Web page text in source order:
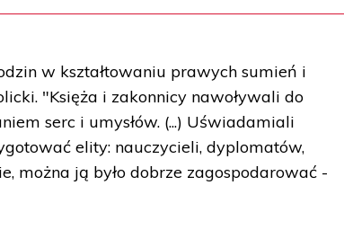
w kształtowaniu prawych sumień i
"Księża i zakonnicy nawoływali do
serc i umysłów. (...) Uświadamiali
elity: nauczycieli, dyplomatów,
można ją było dobrze zagospodarować -